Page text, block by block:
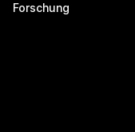
Forschung